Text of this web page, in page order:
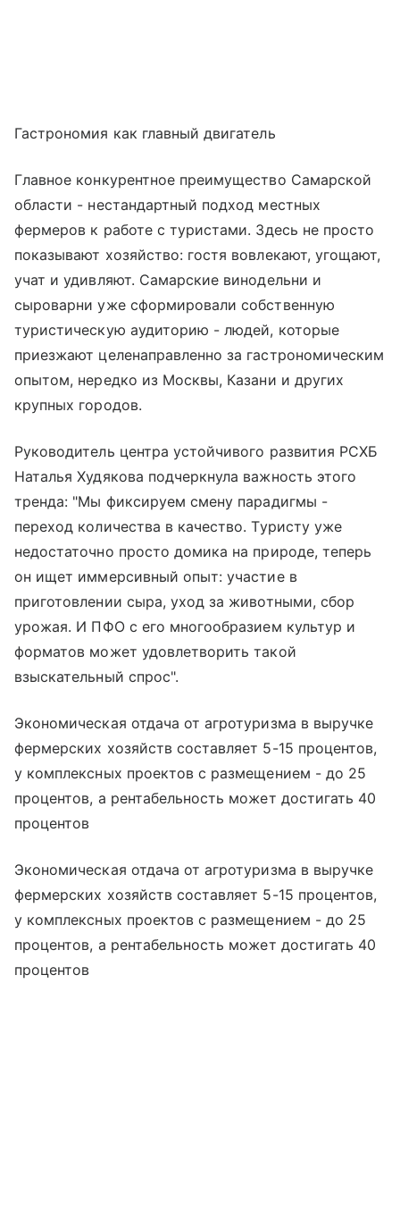
Гастрономия как главный двигатель
Главное конкурентное преимущество Самарской
области - нестандартный подход местных
фермеров к работе с туристами. Здесь не просто
показывают хозяйство: гостя вовлекают, угощают,
учат и удивляют. Самарские винодельни и
сыроварни уже сформировали собственную
туристическую аудиторию - людей, которые
приезжают целенаправленно за гастрономическим
опытом, нередко из Москвы, Казани и других
крупных городов.
Руководитель центра устойчивого развития РСХБ
Наталья Худякова подчеркнула важность этого
тренда: "Мы фиксируем смену парадигмы -
переход количества в качество. Туристу уже
недостаточно просто домика на природе, теперь
он ищет иммерсивный опыт: участие в
приготовлении сыра, уход за животными, сбор
урожая. И ПФО с его многообразием культур и
форматов может удовлетворить такой
взыскательный спрос".
Экономическая отдача от агротуризма в выручке
фермерских хозяйств составляет 5-15 процентов,
у комплексных проектов с размещением - до 25
процентов, а рентабельность может достигать 40
процентов
Экономическая отдача от агротуризма в выручке
фермерских хозяйств составляет 5-15 процентов,
у комплексных проектов с размещением - до 25
процентов, а рентабельность может достигать 40
процентов